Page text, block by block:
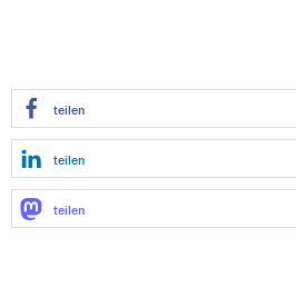
teilen
teilen
teilen